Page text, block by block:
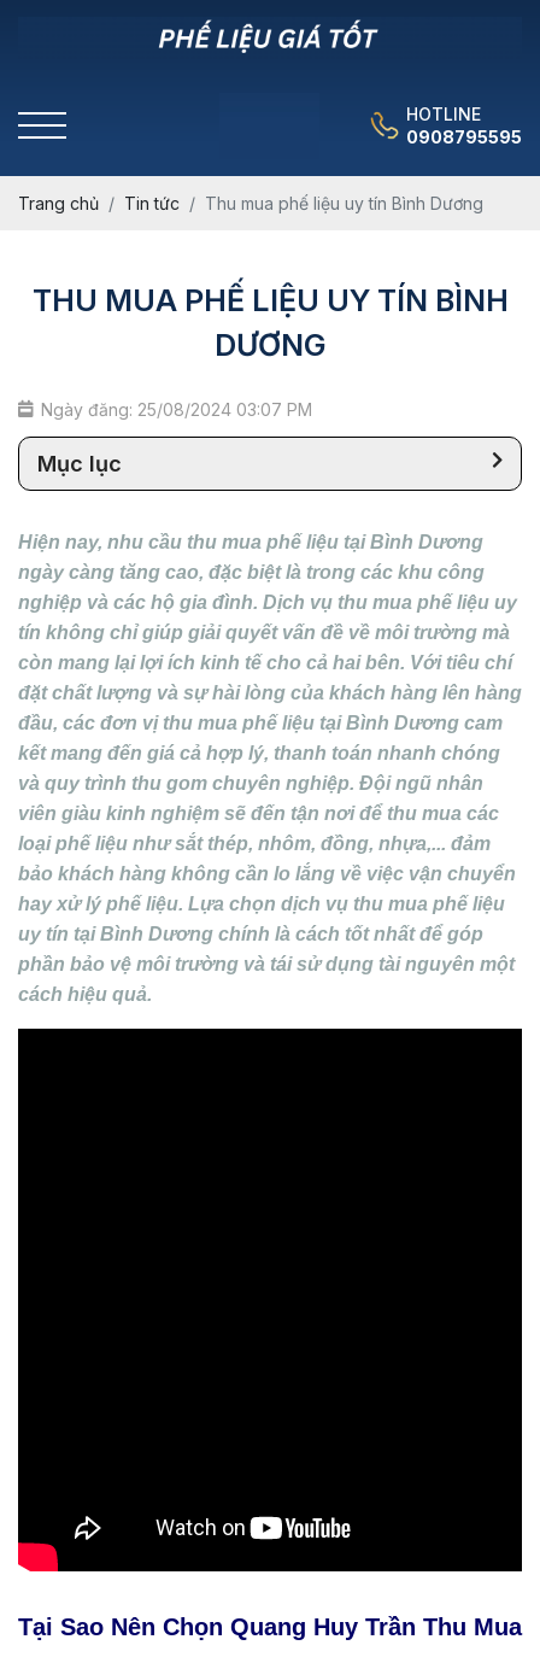
HOTLINE
0908795595
Trang chủ Tin tức Thu mua phế liệu uy tín Bình Dương
THU MUA PHẾ LIỆU UY TÍN BÌNH
DƯƠNG
Ngày đăng: 25/08/2024 03:07 PM
Mục lục
Hiện nay, nhu cầu thu mua phế liệu tại Bình Dương
ngày càng tăng cao, đặc biệt là trong các khu công
nghiệp và các hộ gia đình. Dịch vụ thu mua phế liệu uy
tín không chỉ giúp giải quyết vấn đề về môi trường mà
còn mang lại lợi ích kinh tế cho cả hai bên. Với tiêu chí
đặt chất lượng và sự hài lòng của khách hàng lên hàng
đầu, các đơn vị thu mua phế liệu tại Bình Dương cam
kết mang đến giá cả hợp lý, thanh toán nhanh chóng
và quy trình thu gom chuyên nghiệp. Đội ngũ nhân
viên giàu kinh nghiệm sẽ đến tận nơi để thu mua các
loại phế liệu như sắt thép, nhôm, đồng, nhựa,... đảm
bảo khách hàng không cần lo lắng về việc vận chuyển
hay xử lý phế liệu. Lựa chọn dịch vụ thu mua phế liệu
uy tín tại Bình Dương chính là cách tốt nhất để góp
phần bảo vệ môi trường và tái sử dụng tài nguyên một
cách hiệu quả.
Tại Sao Nên Chọn Quang Huy Trần Thu Mua